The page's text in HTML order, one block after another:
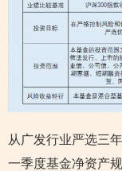
从广发行业严选三
一季度基金净资产